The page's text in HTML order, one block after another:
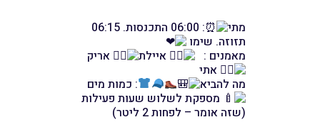
מתי
: 06:00 התכנסות. 06:15
תזוזה. שימו
מאמנים :
איילת
אריק
אתי
מה להביא
: כמות מים
מספקת לשלוש שעות פעילות
(שזה אומר – לפחות 2 ליטר)